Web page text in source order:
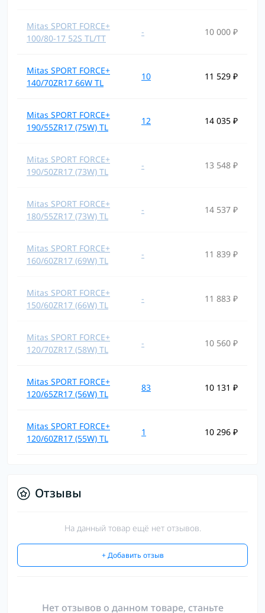
Mitas SPORT FORCE+
100/80-17 52S TL/TT
- 10 000 ₽
Mitas SPORT FORCE+
140/70ZR17 66W TL
10 11 529 ₽
Mitas SPORT FORCE+
190/55ZR17 (75W) TL
12 14 035 ₽
Mitas SPORT FORCE+
190/50ZR17 (73W) TL
- 13 548 ₽
Mitas SPORT FORCE+
180/55ZR17 (73W) TL
- 14 537 ₽
Mitas SPORT FORCE+
160/60ZR17 (69W) TL
- 11 839 ₽
Mitas SPORT FORCE+
150/60ZR17 (66W) TL
- 11 883 ₽
Mitas SPORT FORCE+
120/70ZR17 (58W) TL
- 10 560 ₽
Mitas SPORT FORCE+
120/65ZR17 (56W) TL
83 10 131 ₽
Mitas SPORT FORCE+
120/60ZR17 (55W) TL
1 10 296 ₽
Отзывы
На данный товар ещё нет отзывов.
+ Добавить отзыв
Нет отзывов о данном товаре, станьте